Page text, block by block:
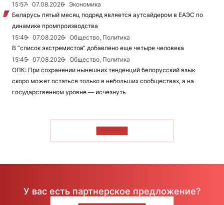
15:57
07.08.2026
Экономика
Беларусь пятый месяц подряд является аутсайдером в ЕАЭС по
динамике промпроизводства
15:49
07.08.2026
Общество, Политика
В “список экстремистов“ добавлено еще четыре человека
15:45
07.08.2026
Общество, Политика
ОПК: При сохранении нынешних тенденций белорусский язык
скоро может остаться только в небольших сообществах, а на
государственном уровне — исчезнуть
У вас есть партнерское предложение?